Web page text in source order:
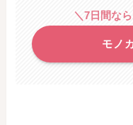
＼7日間な
モノ